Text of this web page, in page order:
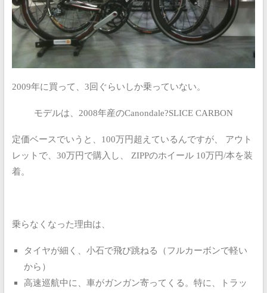
2009年に買って、3回ぐらいしか乗っていない。
モデルは、2008年産のCanondale?SLICE CARBON
定価ベースでいうと、100万円超えているんですが、
アウト
レットで、30万円で購入し、
ZIPPのホイール 10万円/本を装
着。
乗らなくなった理由は、
タイヤが細く、小石で飛び跳ねる（フルカーボンで軽い
から）
高速巡航中に、車がガンガン寄ってくる。特に、トラッ